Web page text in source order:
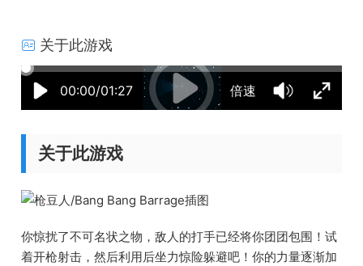
关于此游戏
00:00/01:27 倍速
50% 75%
关于此游戏
你惊扰了不可名状之物，敌人的打手已经将你团团包围！试
着开枪射击，然后利用后坐力惊险躲避吧！你的力量逐渐加